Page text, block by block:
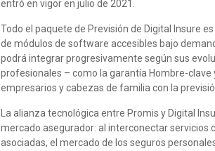
entró en vigor en julio de 2021.
Todo el paquete de Previsión de Digital Insure
de módulos de software accesibles bajo
podrá integrar progresivamente según sus
profesionales – como la garantía Hombre-
empresarios y cabezas de familia con la
La alianza tecnológica entre Promis y Digital
mercado asegurador: al interconectar
asociadas, el mercado de los seguros